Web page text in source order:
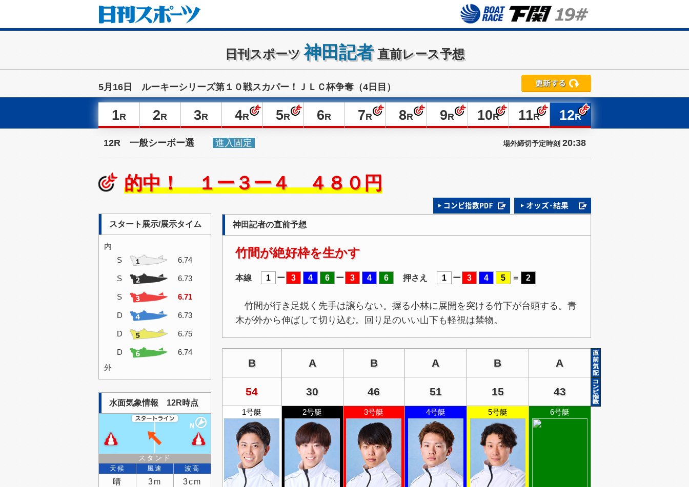
日刊スポーツ神田記者直前レース予想
5月16日 ルーキーシリーズ第１０戦スカパー！ＪＬＣ杯争奪（4日目）
1R 2R 3R 4R 5R 6R 7R 8R 9R 10R 11R 12R
12R 一般シーボー選 進入固定 場外締切予定時刻 20:38
的中！ １ー３ー４ ４８０円
スタート展示/展示タイム
内
S
6.74
S 6.73
S 6.71
D 6.73
D 6.75
D
6.74
外
水面気象情報 12R時点
スタンド
天候 風速 波高
晴 3m 3cm
神田記者の直前予想
竹間が絶好枠を生かす
本線 1 ー 3 4 6 ー 3 4 6 押さえ 1 ー 3 4 5 ＝ 2
竹間が行き足鋭く先手は譲らない。握る小林に展開を突ける竹下が台頭する。青
木が外から伸ばして切り込む。回り足のいい山下も軽視は禁物。
B A B A B A
54 30 46 51 15 43
1号艇 2号艇 3号艇 4号艇 5号艇 6号艇